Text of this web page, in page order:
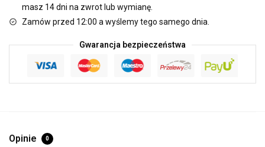
masz 14 dni na zwrot lub wymianę.
Zamów przed 12:00 a wyślemy tego samego dnia.
Gwarancja bezpieczeństwa
Opinie 0